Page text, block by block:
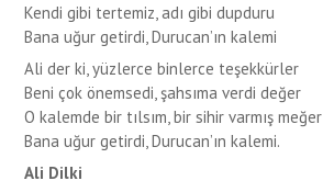
Kendi gibi tertemiz, adı gibi dupduru
Bana uğur getirdi, Durucan’ın kalemi
Ali der ki, yüzlerce binlerce teşekkürler
Beni çok önemsedi, şahsıma verdi değer
O kalemde bir tılsım, bir sihir varmış meğer
Bana uğur getirdi, Durucan’ın kalemi.
Ali Dilki